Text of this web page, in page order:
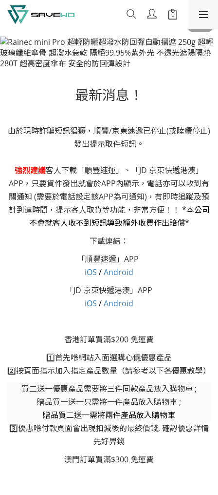
最新消息！
由於現時詐騙短訊猖獗，順豐/京東速遞已停止(或陸續停止)
發出提示取件短訊。
強烈建議客人下載「順豐速運」、「JD 京東快遞港澳」
APP，只要貨件發出就會於APP內顯示，電話亦可以收到有
關通知 (需要於電話設定該APP為可通知)，有即時追蹤及預
計到達時間，提示客人取貨等功能，非常方便！！ *本公司
不會就客人收不到短訊導致額外收費作出賠償*
下載連結：
「順豐速遞」APP
iOS /Android
「JD 京東快遞港澳」APP
iOS /Android
香港訂單買滿$200 免運費
1️⃣首先喺網站入面選購心儀優惠產品
2️⃣按頁面指示加入指定產品數量（請參考以下各優惠教學）
買二送一優惠產品需要將三件同款產品放入購物車 ;
贈品買一送一只需將一件產品放入購物車 ;
贈品買二送一需將兩件產品放入購物車
3️⃣優惠喺付款頁面會出現扣減後的最終價錢, 確認優惠詳情
先好畀錢
澳門訂單買滿$300 免運費